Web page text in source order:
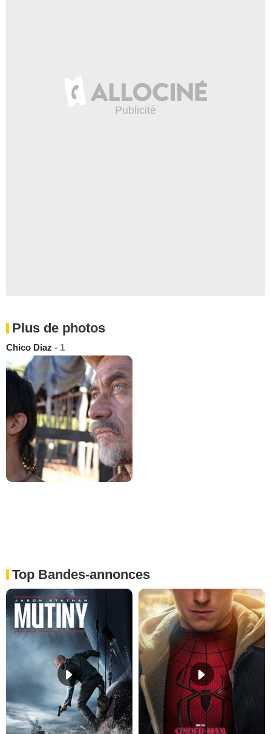
Plus de photos
Chico Diaz - 1
Top Bandes-annonces